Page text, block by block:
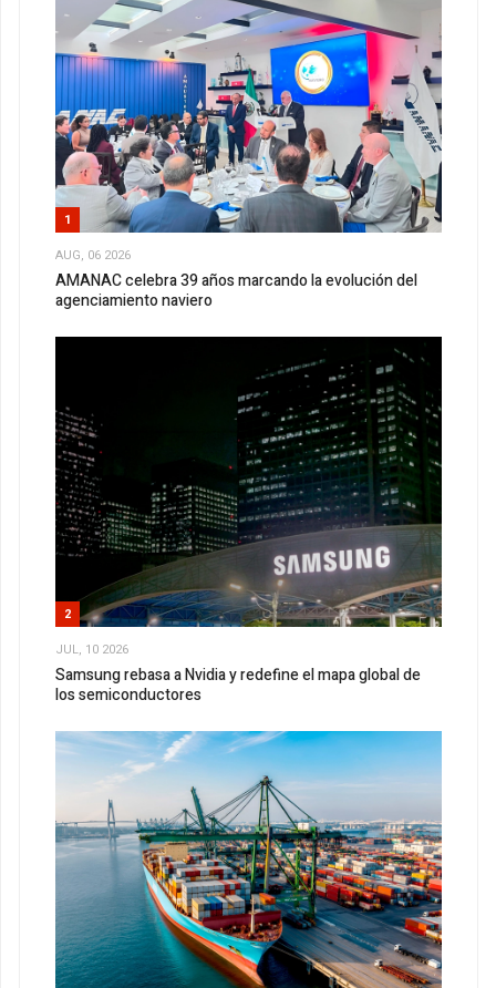
1
AUG, 06 2026
AMANAC celebra 39 años marcando la evolución del
agenciamiento naviero
2
JUL, 10 2026
Samsung rebasa a Nvidia y redefine el mapa global de
los semiconductores